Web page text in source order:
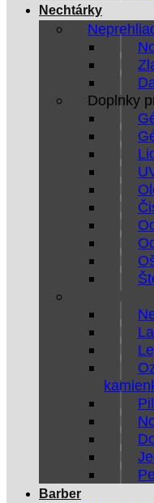
Nechtárky
Doplnky
Barber